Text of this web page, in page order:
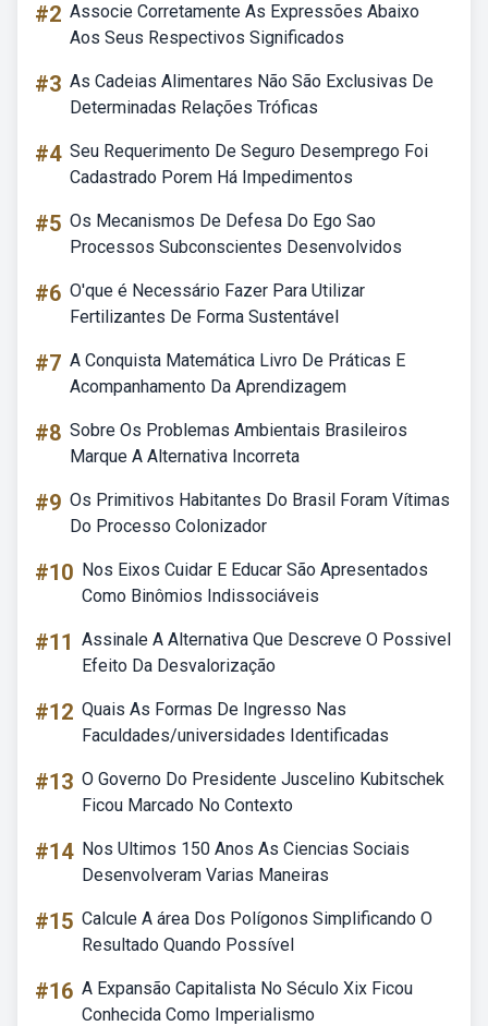
#2 Associe Corretamente As Expressões Abaixo
Aos Seus Respectivos Significados
#3 As Cadeias Alimentares Não São Exclusivas De
Determinadas Relações Tróficas
#4 Seu Requerimento De Seguro Desemprego Foi
Cadastrado Porem Há Impedimentos
#5 Os Mecanismos De Defesa Do Ego Sao
Processos Subconscientes Desenvolvidos
#6 O'que é Necessário Fazer Para Utilizar
Fertilizantes De Forma Sustentável
#7 A Conquista Matemática Livro De Práticas E
Acompanhamento Da Aprendizagem
#8 Sobre Os Problemas Ambientais Brasileiros
Marque A Alternativa Incorreta
#9 Os Primitivos Habitantes Do Brasil Foram Vítimas
Do Processo Colonizador
#10 Nos Eixos Cuidar E Educar São Apresentados
Como Binômios Indissociáveis
#11 Assinale A Alternativa Que Descreve O Possivel
Efeito Da Desvalorização
#12 Quais As Formas De Ingresso Nas
Faculdades/universidades Identificadas
#13 O Governo Do Presidente Juscelino Kubitschek
Ficou Marcado No Contexto
#14 Nos Ultimos 150 Anos As Ciencias Sociais
Desenvolveram Varias Maneiras
#15 Calcule A área Dos Polígonos Simplificando O
Resultado Quando Possível
#16 A Expansão Capitalista No Século Xix Ficou
Conhecida Como Imperialismo